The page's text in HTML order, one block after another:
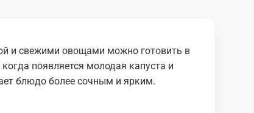
и свежими овощами можно готовить в
появляется молодая капуста и
блюдо более сочным и ярким.